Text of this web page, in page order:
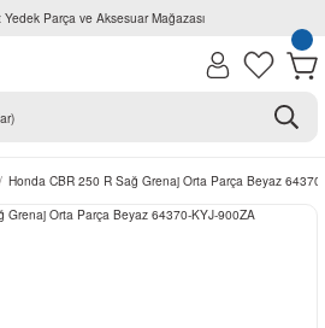
Parça ve Aksesuar Mağazası
Honda CBR 250 R Sağ Grenaj Orta Parça Beyaz